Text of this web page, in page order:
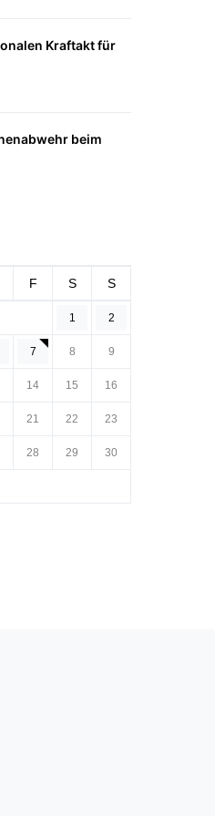
Kraftakt für
beim
F S S
1 2
7 8 9
14 15 16
21 22 23
28 29 30